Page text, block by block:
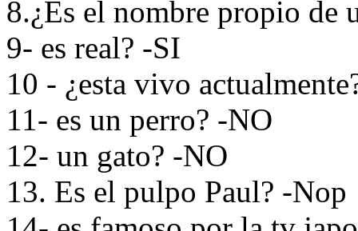
8.¿Es el nombre propio de
9- es real? -SI
10 - ¿esta vivo
11- es un perro? -NO
12- un gato? -NO
13. Es el pulpo Paul? -Nop